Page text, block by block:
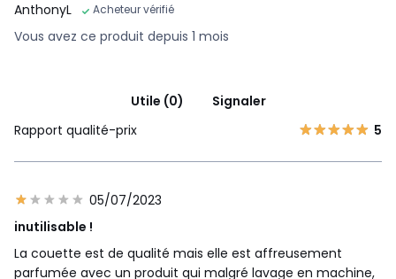
AnthonyL
Acheteur vérifié
Vous avez ce produit depuis 1 mois
Utile (0)
Signaler
Rapport qualité-prix
5
05/07/2023
inutilisable !
La couette est de qualité mais elle est affreusement
parfumée avec un produit qui malgré lavage en machine,